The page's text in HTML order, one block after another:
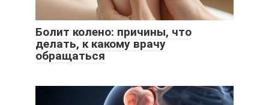
Болит колено: причины, что
делать, к какому врачу
обращаться